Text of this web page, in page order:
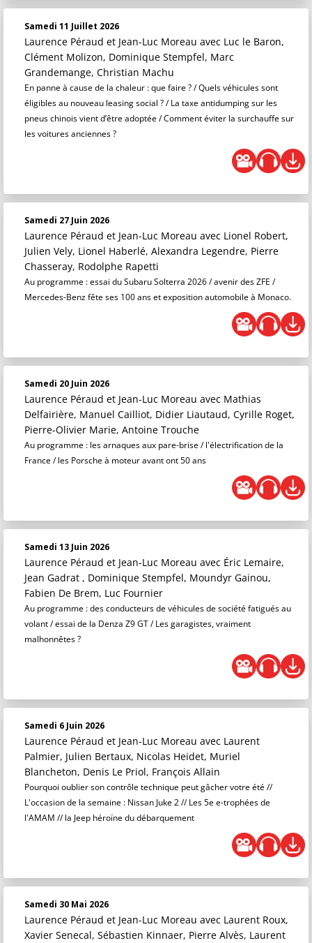
Samedi 11 Juillet 2026
Laurence Péraud et Jean-Luc Moreau avec Luc le Baron,
Clément Molizon, Dominique Stempfel, Marc
Grandemange, Christian Machu
En panne à cause de la chaleur : que faire ? / Quels véhicules sont
éligibles au nouveau leasing social ? / La taxe antidumping sur les
pneus chinois vient d’être adoptée / Comment éviter la surchauffe sur
les voitures anciennes ?
Samedi 27 Juin 2026
Laurence Péraud et Jean-Luc Moreau avec Lionel Robert,
Julien Vely, Lionel Haberlé, Alexandra Legendre, Pierre
Chasseray, Rodolphe Rapetti
Au programme : essai du Subaru Solterra 2026 / avenir des ZFE /
Mercedes-Benz fête ses 100 ans et exposition automobile à Monaco.
Samedi 20 Juin 2026
Laurence Péraud et Jean-Luc Moreau avec Mathias
Delfairière, Manuel Cailliot, Didier Liautaud, Cyrille Roget,
Pierre-Olivier Marie, Antoine Trouche
Au programme : les arnaques aux pare-brise / l'électrification de la
France / les Porsche à moteur avant ont 50 ans
Samedi 13 Juin 2026
Laurence Péraud et Jean-Luc Moreau avec Éric Lemaire,
Jean Gadrat , Dominique Stempfel, Moundyr Gainou,
Fabien De Brem, Luc Fournier
Au programme : des conducteurs de véhicules de société fatigués au
volant / essai de la Denza Z9 GT / Les garagistes, vraiment
malhonnêtes ?
Samedi 6 Juin 2026
Laurence Péraud et Jean-Luc Moreau avec Laurent
Palmier, Julien Bertaux, Nicolas Heidet, Muriel
Blancheton, Denis Le Priol, François Allain
Pourquoi oublier son contrôle technique peut gâcher votre été //
L'occasion de la semaine : Nissan Juke 2 // Les 5e e-trophées de
l'AMAM // la Jeep héroïne du débarquement
Samedi 30 Mai 2026
Laurence Péraud et Jean-Luc Moreau avec Laurent Roux,
Xavier Senecal, Sébastien Kinnaer, Pierre Alvès, Laurent